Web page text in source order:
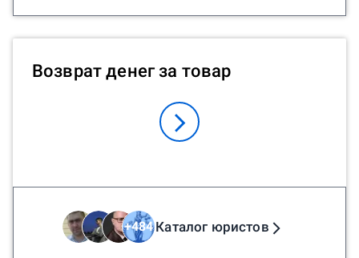
Возврат денег за товар
+484Каталог юристов